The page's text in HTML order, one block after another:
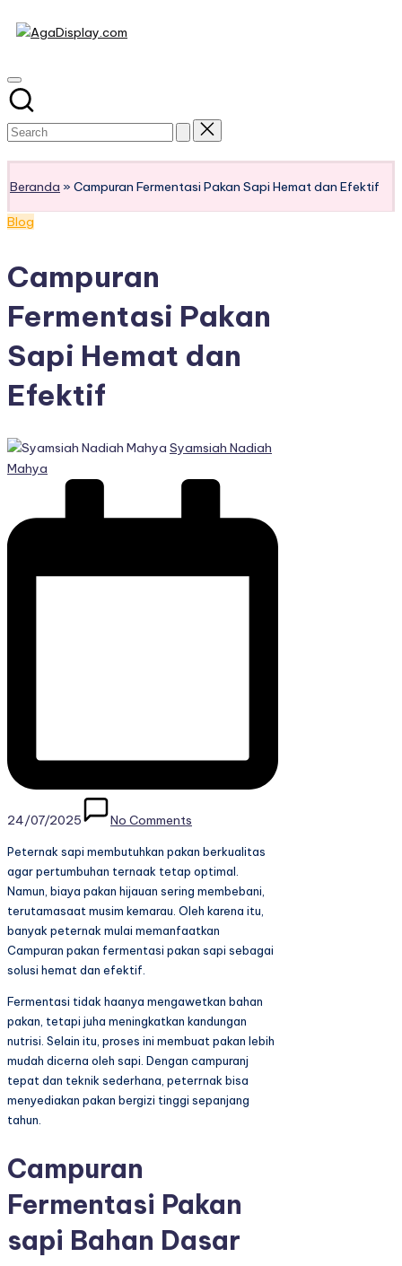
Skip
Beranda » Campuran Fermentasi Pakan Sapi Hemat dan Efektif
Posted
Blog
Campuran
Fermentasi Pakan
Sapi Hemat dan
Efektif
Posted
by
Syamsiah Nadiah
Mahya
24/07/2025 No Comments
Peternak sapi membutuhkan pakan berkualitas
agar pertumbuhan ternaak tetap optimal.
Namun, biaya pakan hijauan sering membebani,
terutamasaat musim kemarau. Oleh karena itu,
banyak peternak mulai memanfaatkan
Campuran pakan fermentasi pakan sapi sebagai
solusi hemat dan efektif.
Fermentasi tidak haanya mengawetkan bahan
pakan, tetapi juha meningkatkan kandungan
nutrisi. Selain itu, proses ini membuat pakan lebih
mudah dicerna oleh sapi. Dengan campuranj
tepat dan teknik sederhana, peterrnak bisa
menyediakan pakan bergizi tinggi sepanjang
tahun.
Campuran
Fermentasi Pakan
sapi Bahan Dasar